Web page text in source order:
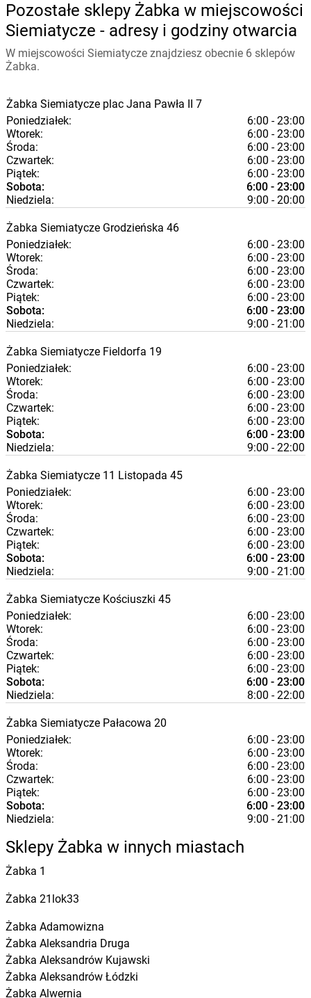
Pozostałe sklepy Żabka w miejscowości
Siemiatycze - adresy i godziny otwarcia
W miejscowości Siemiatycze znajdziesz obecnie 6 sklepów
Żabka.
Żabka Siemiatycze plac Jana Pawła II 7
Poniedziałek:
6:00 - 23:00
Wtorek:
6:00 - 23:00
Środa:
6:00 - 23:00
Czwartek:
6:00 - 23:00
Piątek:
6:00 - 23:00
Sobota:
6:00 - 23:00
Niedziela:
9:00 - 20:00
Żabka Siemiatycze Grodzieńska 46
Poniedziałek:
6:00 - 23:00
Wtorek:
6:00 - 23:00
Środa:
6:00 - 23:00
Czwartek:
6:00 - 23:00
Piątek:
6:00 - 23:00
Sobota:
6:00 - 23:00
Niedziela:
9:00 - 21:00
Żabka Siemiatycze Fieldorfa 19
Poniedziałek:
6:00 - 23:00
Wtorek:
6:00 - 23:00
Środa:
6:00 - 23:00
Czwartek:
6:00 - 23:00
Piątek:
6:00 - 23:00
Sobota:
6:00 - 23:00
Niedziela:
9:00 - 22:00
Żabka Siemiatycze 11 Listopada 45
Poniedziałek:
6:00 - 23:00
Wtorek:
6:00 - 23:00
Środa:
6:00 - 23:00
Czwartek:
6:00 - 23:00
Piątek:
6:00 - 23:00
Sobota:
6:00 - 23:00
Niedziela:
9:00 - 21:00
Żabka Siemiatycze Kościuszki 45
Poniedziałek:
6:00 - 23:00
Wtorek:
6:00 - 23:00
Środa:
6:00 - 23:00
Czwartek:
6:00 - 23:00
Piątek:
6:00 - 23:00
Sobota:
6:00 - 23:00
Niedziela:
8:00 - 22:00
Żabka Siemiatycze Pałacowa 20
Poniedziałek:
6:00 - 23:00
Wtorek:
6:00 - 23:00
Środa:
6:00 - 23:00
Czwartek:
6:00 - 23:00
Piątek:
6:00 - 23:00
Sobota:
6:00 - 23:00
Niedziela:
9:00 - 21:00
Sklepy Żabka w innych miastach
Żabka 1
Żabka 21lok33
Żabka Adamowizna
Żabka Aleksandria Druga
Żabka Aleksandrów Kujawski
Żabka Aleksandrów Łódzki
Żabka Alwernia